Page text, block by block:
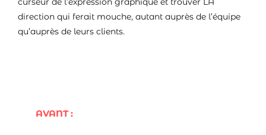
direction qui ferait mouche, autant auprès de l’équipe
qu’auprès de leurs clients.
AVANT :